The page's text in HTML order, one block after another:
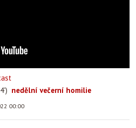
nedělní večerní homilie
00:00